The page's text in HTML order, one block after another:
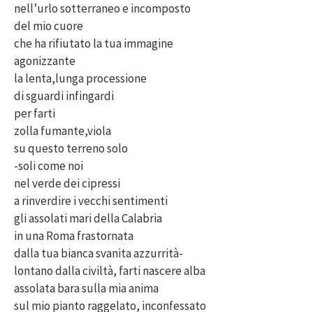
nell’urlo sotterraneo e incomposto
del mio cuore
che ha rifiutato la tua immagine
agonizzante
la lenta,lunga processione
di sguardi infingardi
per farti
zolla fumante,viola
su questo terreno solo
-soli come noi
nel verde dei cipressi
a rinverdire i vecchi sentimenti
gli assolati mari della Calabria
in una Roma frastornata
dalla tua bianca svanita azzurrità-
lontano dalla civiltà, farti nascere alba
assolata bara sulla mia anima
sul mio pianto raggelato, inconfessato